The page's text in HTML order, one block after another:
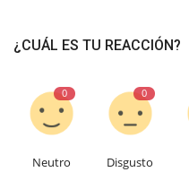
¿CUÁL ES TU REACCIÓN?
0
Neutro
0
Disgusto